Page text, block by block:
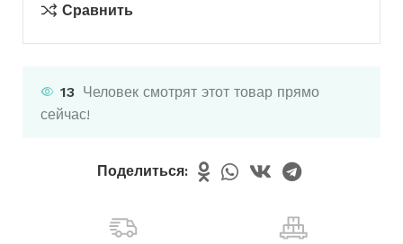
Сравнить
13 Человек смотрят этот товар прямо
сейчас!
Поделиться: